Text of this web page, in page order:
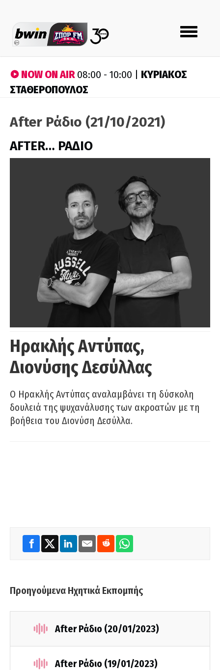
Toggle
navigation
NOW ON AIR08:00 - 10:00 | ΚΥΡΙΑΚΟΣ
ΣΤΑΘΕΡΟΠΟΥΛΟΣ
After Ράδιο (21/10/2021)
AFTER… ΡΑΔΙΟ
Ηρακλής Αντύπας,
Διονύσης Δεσύλλας
Ο Ηρακλής Αντύπας αναλαμβάνει τη δύσκολη
δουλειά της ψυχανάλυσης των ακροατών με τη
βοήθεια του Διονύση Δεσύλλα.
Προηγούμενα Ηχητικά Εκπομπής
After Ράδιο (20/01/2023)
After Ράδιο (19/01/2023)